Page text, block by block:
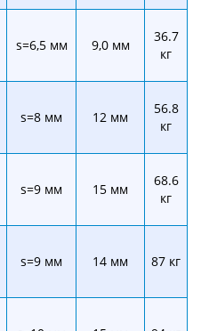
s=6,5 мм 9,0 мм
36.7
кг
s=8 мм 12 мм
56.8
кг
s=9 мм 15 мм
68.6
кг
s=9 мм 14 мм 87 кг